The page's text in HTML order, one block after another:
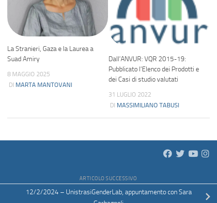
La Stranieri, Gaza e la Laurea a
Suad Amiry
8 MAGGIO 2025
DI MARTA MANTOVANI
Dall’ANVUR: VQR 2015-19:
Pubblicato l’Elenco dei Prodotti e
dei Casi di studio valutati
31 LUGLIO 2022
DI MASSIMILIANO TABUSI
ARTICOLO SUCCESSIVO
12/2/2024 – UnistrasiGenderLab, appuntamento con Sara